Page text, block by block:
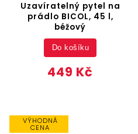
Uzavíratelný pytel na
prádlo BICOL, 45 l,
béžový
449 Kč
Do košíku
VÝHODNÁ
CENA